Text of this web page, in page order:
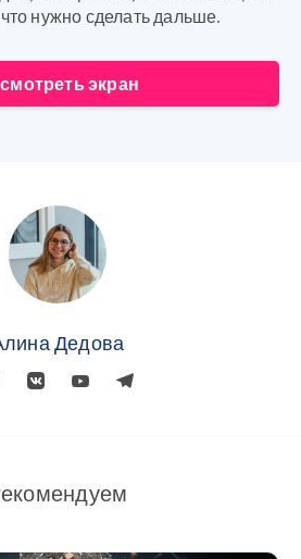
нужно сделать дальше.
экран
Дедова